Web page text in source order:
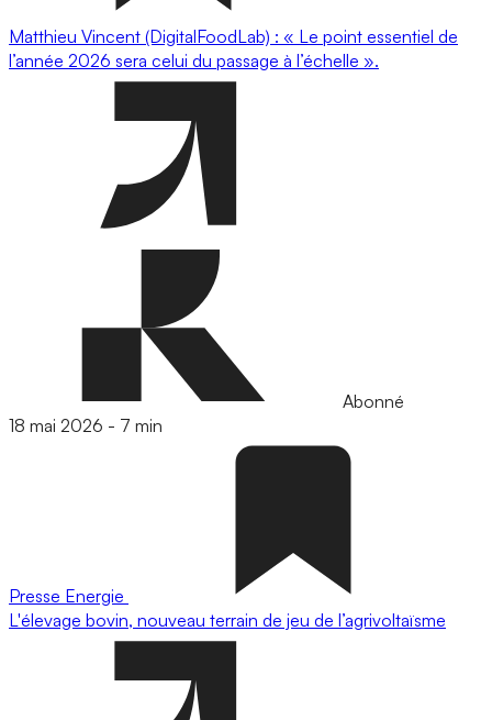
Matthieu Vincent (DigitalFoodLab) : « Le point essentiel de
l’année 2026 sera celui du passage à l’échelle ».
Abonné
18 mai 2026 - 7 min
Presse Energie
L'élevage bovin, nouveau terrain de jeu de l’agrivoltaïsme